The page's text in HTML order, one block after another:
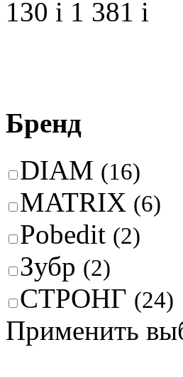
130 i 1 381 i
Бренд
DIAM (16)
MATRIX (6)
Pobedit (2)
Зубр (2)
СТРОНГ (24)
Применить